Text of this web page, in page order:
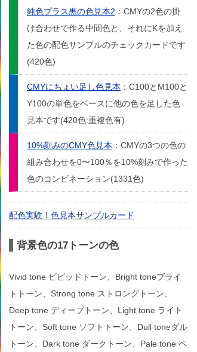
純色プラス黒の色見本2 ：CMYの2色の掛
け合わせで作る中間色と、それにKを加え
た色の配色サンプルのチェックカードです
(420色)
CMYにちょい足し色見本 ：C100とM100と
Y100の単色をベースに他の色を足した色
見本です(420色:重複色有)
10%刻みのCMY色見本 ：CMYの3つの色の
組み合わせを0〜100％を10%刻みで作った
色のコンビネーション(1331色)
配色実験！色見本サンプルカード
背景色の17トーンの色
Vivid tone ビビッドトーン、Bright toneブライ
トトーン、Strong tone ストロングトーン、
Deep tone ディープトーン、Light tone ライト
トーン、Soft tone ソフトトーン、Dull toneダル
トーン、Dark tone ダークトーン、Pale tone ペ